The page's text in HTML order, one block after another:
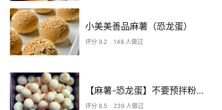
小美美善品麻薯（恐龙蛋）
评分 9.2 148 人做过
【麻薯-恐龙蛋】不要预拌粉而且绝对不会翻车的迷你麻薯
评分 8.5 239 人做过